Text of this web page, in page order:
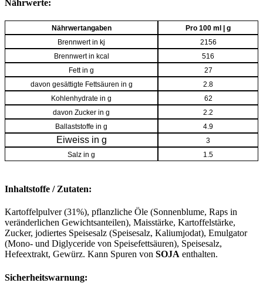
Nährwerte:
Nährwertangaben
Pro 100 ml | g
Brennwert in kj
2156
Brennwert in kcal
516
Fett in g
27
davon gesättigte Fettsäuren in g
2.8
Kohlenhydrate in g
62
davon Zucker in g
2.2
Ballaststoffe in g
4.9
Eiweiss in g
3
Salz in g
1.5
Inhaltstoffe / Zutaten:
Kartoffelpulver (31%), pflanzliche Öle (Sonnenblume, Raps in
veränderlichen Gewichtsanteilen), Maisstärke, Kartoffelstärke,
Zucker, jodiertes Speisesalz (Speisesalz, Kaliumjodat), Emulgator
(Mono- und Diglyceride von Speisefettsäuren), Speisesalz,
Hefeextrakt, Gewürz. Kann Spuren von SOJA enthalten.
Sicherheitswarnung: